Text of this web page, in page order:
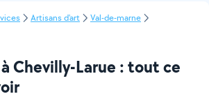
Artisans d'art
Val-de-marne
Chevilly-Larue : tout ce